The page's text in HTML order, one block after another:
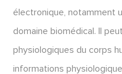
électronique, notamment
domaine biomédical. Il
physiologiques du corps
informations